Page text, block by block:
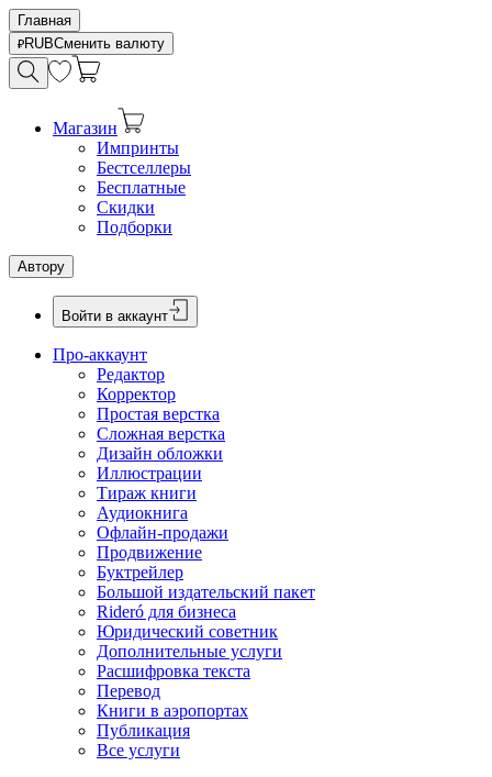
Главная
RUBСменить валюту
Магазин
Импринты
Бестселлеры
Бесплатные
Скидки
Подборки
Автору
Войти в аккаунт
Про-аккаунт
Редактор
Корректор
Простая верстка
Сложная верстка
Дизайн обложки
Иллюстрации
Тираж книги
Аудиокнига
Офлайн-продажи
Продвижение
Буктрейлер
Большой издательский пакет
Rideró для бизнеса
Юридический советник
Дополнительные услуги
Расшифровка текста
Перевод
Книги в аэропортах
Публикация
Все услуги